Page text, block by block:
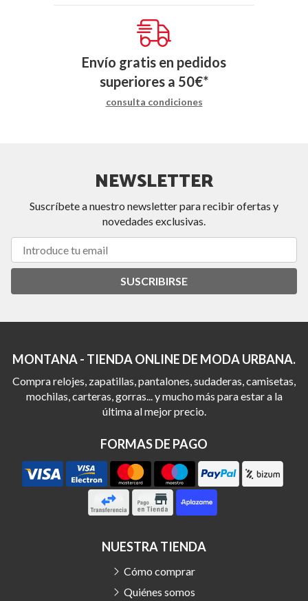
Envío gratis en pedidos
superiores a 50€*
consulta condiciones
NEWSLETTER
Suscríbete a nuestro newsletter para recibir ofertas y
novedades exclusivas.
SUSCRIBIRSE
MONTANA - TIENDA ONLINE DE MODA URBANA.
Compra relojes, zapatillas, pantalones, sudaderas, camisetas,
mochilas, carteras, gorras... y mucho más para estar a la
última al mejor precio.
FORMAS DE PAGO
NUESTRA TIENDA
Cómo comprar
Quiénes somos